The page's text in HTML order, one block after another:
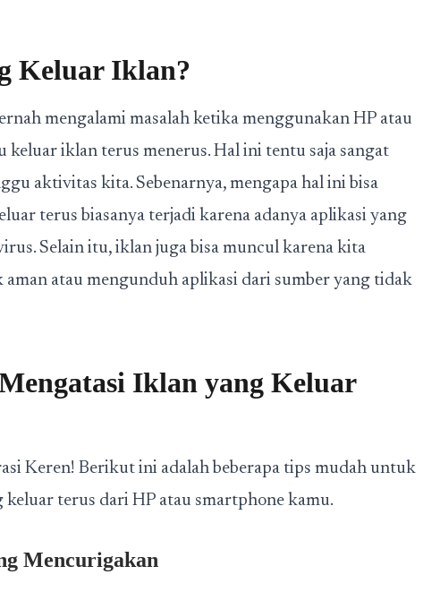
Keluar Iklan?
mengalami masalah ketika menggunakan HP atau
keluar iklan terus menerus. Hal ini tentu saja sangat
aktivitas kita. Sebenarnya, mengapa hal ini bisa
terus biasanya terjadi karena adanya aplikasi yang
Selain itu, iklan juga bisa muncul karena kita
atau mengunduh aplikasi dari sumber yang tidak
Iklan yang Keluar
Keren! Berikut ini adalah beberapa tips mudah untuk
keluar terus dari HP atau smartphone kamu.
Mencurigakan